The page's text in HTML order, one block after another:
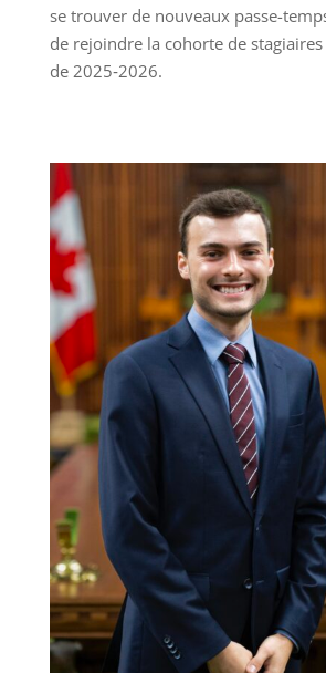
se trouver de nouveaux passe-
de rejoindre la cohorte de
de 2025‑2026.